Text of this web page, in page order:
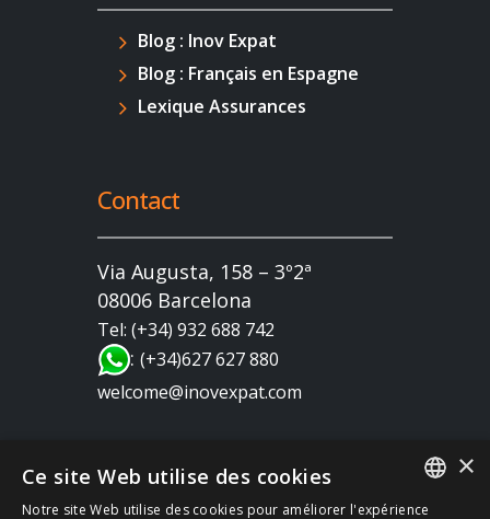
Blog : Inov Expat
Blog : Français en Espagne
Lexique Assurances
Contact
Via Augusta, 158 – 3º2ª
08006 Barcelona
Tel: (+34) 932 688 742
:(+34)627 627 880
welcome@inovexpat.com
×
Ce site Web utilise des cookies
Notre site Web utilise des cookies pour améliorer l'expérience